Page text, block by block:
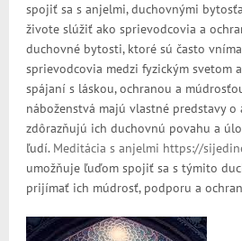
spojiť sa s anjelmi, duchovnými
živote slúžiť ako sprievodcovia a
duchovné bytosti, ktoré sú často
sprievodcovia medzi fyzickým svetom
spájaní s láskou, ochranou a
náboženstvá majú vlastné predstavy o
zdôrazňujú ich duchovnú povahu a
ľudí. Meditácia s anjelmi https://
umožňuje ľuďom spojiť sa s týmito
prijímať ich múdrosť, podporu a